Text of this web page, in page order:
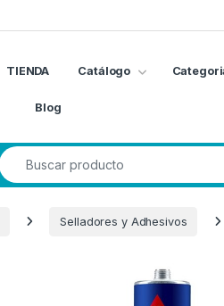
TIENDA Catálogo
Blog
Search for:
Selladores y Adhesivos